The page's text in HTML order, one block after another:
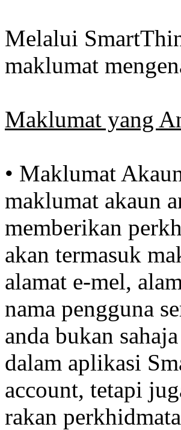
Melalui
maklumat
Maklumat yang
• Maklumat
maklumat akaun
memberikan
akan termasuk
alamat e-mel,
nama pengguna
anda bukan
dalam aplikasi
account, tetapi
rakan